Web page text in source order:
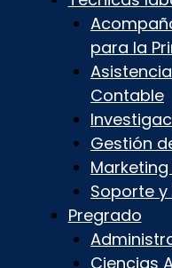
para la
Contable
Gestión
Soporte
Pregrado
Ciencias